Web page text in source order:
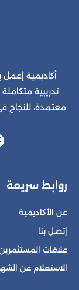
أكاديمية
معتمدة، للنجاح
روابط سريعة
عن الأكاديمية
إتصل بنا
علاقات
الاستعلام عن